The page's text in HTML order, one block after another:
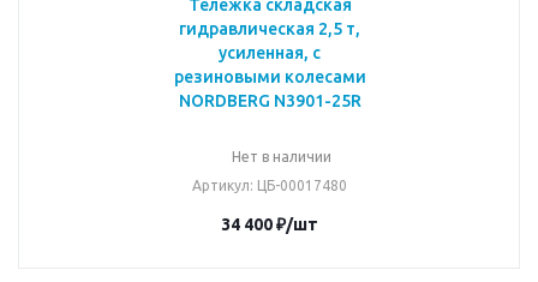
Тележка складская
гидравлическая 2,5 т,
усиленная, с
резиновыми колесами
NORDBERG N3901-25R
Нет в наличии
Артикул: ЦБ-00017480
34 400₽/шт